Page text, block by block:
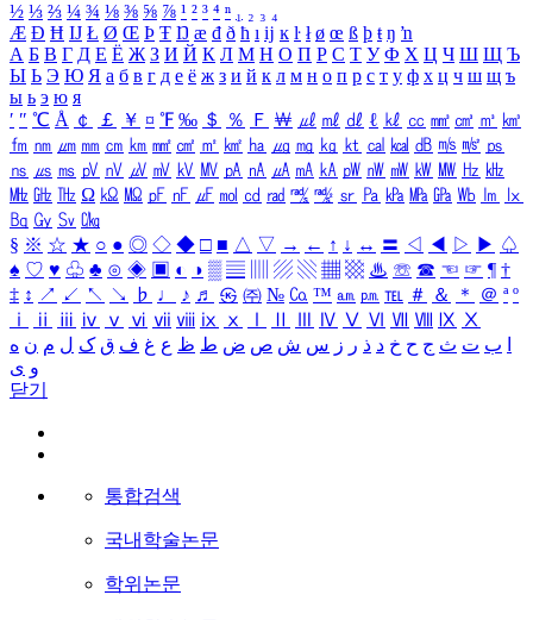
½ ⅓ ⅔ ¼ ¾ ⅛ ⅜ ⅝ ⅞ ¹ ² ³ ⁴ ⁿ ₁ ₂ ₃ ₄
Æ Ð Ħ Ĳ Ł Ø Œ Þ Ŧ Ŋ æ đ ð ħ ı ĳ ĸ ŀ ł ø œ ß þ ŧ ŋ ŉ
А Б В Г Д Е Ё Ж З И Й К Л М Н О П Р С Т У Ф Х Ц Ч Ш Щ Ъ
Ы Ь Э Ю Я а б в г д е ё ж з и й к л м н о п р с т у ф х ц ч ш щ ъ
ы ь э ю я
′ ″ ℃ Å ￠ ￡ ￥ ¤ ℉ ‰ ＄ ％ Ｆ ￦ ㎕ ㎖ ㎗ ℓ ㎘ ㏄ ㎣ ㎤ ㎥ ㎦
㎙ ㎚ ㎛ ㎜ ㎝ ㎞ ㎟ ㎠ ㎡ ㎢ ㏊ ㎍ ㎎ ㎏ ㏏ ㎈ ㎉ ㏈ ㎧ ㎨ ㎰
㎱ ㎲ ㎳ ㎴ ㎵ ㎶ ㎷ ㎸ ㎹ ㎀ ㎁ ㎂ ㎃ ㎄ ㎺ ㎻ ㎽ ㎾ ㎿ ㎐ ㎑
㎒ ㎓ ㎔ Ω ㏀ ㏁ ㎊ ㎋ ㎌ ㏖ ㏅ ㎭ ㎮ ㎯ ㏛ ㎩ ㎪ ㎫ ㎬ ㏝ ㏐
㏓
㏃ ㏉ ㏜ ㏆
§ ※ ☆ ★ ○ ● ◎ ◇ ◆ □ ■ △ ▽ → ← ↑ ↓ ↔ 〓 ◁ ◀ ▷ ▶ ♤
♠ ♡ ♥ ♧ ♣ ⊙ ◈ ▣ ◐ ◑ ▒ ▤ ▨ ▧ ▦ ▩ ♨ ☏ ☎ ☜ ☞ ¶ †
‡ ↕ ↗ ↙ ↖ ↘ ♭ ♩ ♪ ♬ ㉿ ㈜ № ㏇ ™ ㏂ ㏘ ℡ ＃ ＆ ＊ ＠ ª º
ⅰ
ⅱ ⅲ ⅳ ⅴ ⅵ ⅶ ⅷ ⅸ ⅹ Ⅳ Ⅴ Ⅵ Ⅶ Ⅷ Ⅸ Ⅹ
ب ت ث ج ح خ د ذ ر ز س ش ص ض ط ظ ع غ ف ق ک ل م ن ه
و ی
닫기
통합검색
국내학술논문
학위논문